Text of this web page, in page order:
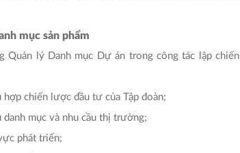
mục sản phẩm
lý Danh mục Dự án trong công tác lập chiến
chiến lược đầu tư của Tập đoàn;
mục và nhu cầu thị trường;
phát triển;